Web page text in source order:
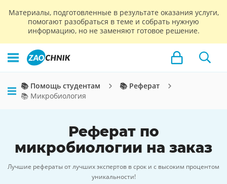
Материалы, подготовленные в результате оказания услуги,
помогают разобраться в теме и собрать нужную
информацию, но не заменяют готовое решение.
📚 Помощь студентам
📚 Реферат
📚 Микробиология
Реферат по
микробиологии на заказ
Лучшие рефераты от лучших экспертов в срок и с высоким процентом
уникальности!